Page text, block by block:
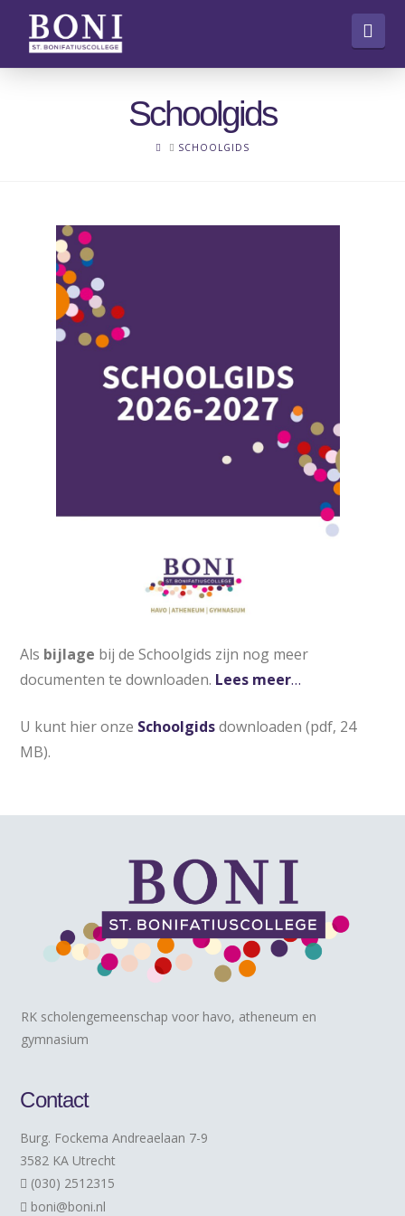
Schoolgids
HOMESCHOOLGIDS
Als bijlage bij de Schoolgids zijn nog meer
documenten te downloaden. Lees meer…
U kunt hier onze Schoolgids downloaden (pdf, 24
MB).
RK scholengemeenschap voor havo, atheneum en
gymnasium
Contact
Burg. Fockema Andreaelaan 7-9
3582 KA Utrecht
(030) 2512315
boni@boni.nl